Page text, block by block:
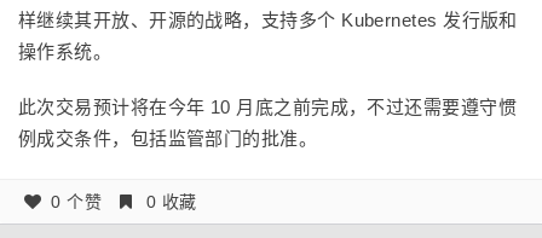
样继续其开放、开源的战略，支持多个 Kubernetes 发行版和
操作系统。
此次交易预计将在今年 10 月底之前完成，不过还需要遵守惯
例成交条件，包括监管部门的批准。
0 个赞 0 收藏